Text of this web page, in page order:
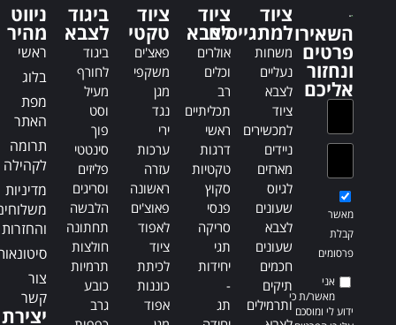
a
t
i
v
t
i
השאירו
פרטים
ונחזור
אליכם
מאשר
קבלת
פרסומים
אני
מאשר/ת כי
ידוע לי ומוסכם
ציוד
למתגייסים
משחות
נעליים
לצבא
ציוד
למכשירים
ניידים
מארזים
לגיוס
שעונים
לצבא
שעונים
חכמים
תיקים
ותרמילים
ציוד
לצבא
אולרים
וכלים
רב
תכליתיים
ראשי
דרגות
טקטיות
סקוץ
פנסי
סריקה
תגי
יחידות
-
תג
ציוד
טקטי
פאצ'ים
משקפי
מגן
נגד
ירי
ערכות
עזרה
ראשונה
פאוצ'ים
לאפוד
ציוד
לכיתת
כוננות
אפוד
ביגוד
לצבא
ביגוד
לחורף
מעיל
וסט
פוך
סינטטי
פליזים
וסריגים
הלבשה
תחתונה
חולצות
תרמיות
כובע
גרב
ניווט
מהיר
ראשי
בלוג
מפת
האתר
תרומה
לקהילה
מדיניות
והחזרות
צור
קשר
יצירת